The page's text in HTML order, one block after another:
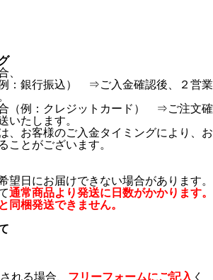
、
：銀行振込） ⇒ご入金確認後、２営業
合（例：クレジットカード） ⇒ご注文確
いたします。
、お客様のご入金タイミングにより、お
ことがございます。
望日にお届けできない場合があります。
通常商品より発送に日数がかかります。
同梱発送できません。
れる場合、 フリーフォームにご記入 く